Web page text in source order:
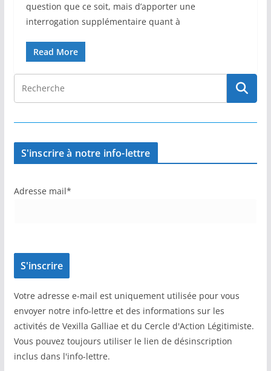
question que ce soit, mais d’apporter une
interrogation supplémentaire quant à
Read More
S'inscrire à notre info-lettre
Adresse mail*
Votre adresse e-mail est uniquement utilisée pour vous
envoyer notre info-lettre et des informations sur les
activités de Vexilla Galliae et du Cercle d'Action Légitimiste.
Vous pouvez toujours utiliser le lien de désinscription
inclus dans l'info-lettre.